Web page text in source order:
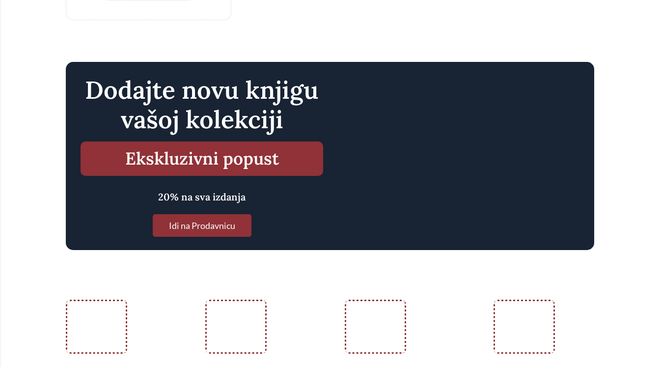
Dodajte novu knjigu
vašoj kolekciji
Ekskluzivni popust
20% na sva izdanja
Idi na Prodavnicu